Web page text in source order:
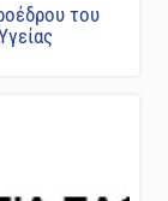
του